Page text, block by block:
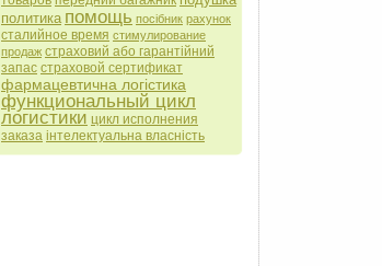
политика помощь посібник рахунок
сталийное время стимулирование
продаж страховий або гарантійний
запас страховой сертификат
фармацевтична логістика
функциональный цикл
логистики цикл исполнения
заказа інтелектуальна власність